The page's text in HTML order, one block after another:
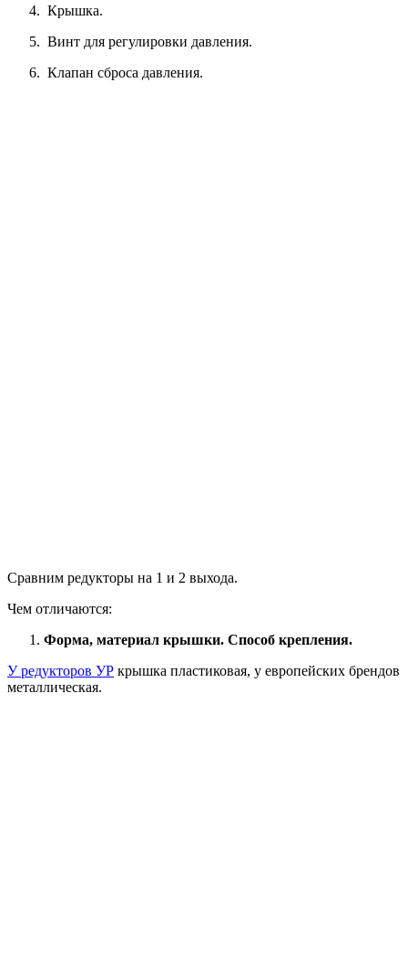
Крышка.
Винт для регулировки давления.
Клапан сброса давления.
Сравним редукторы на 1 и 2 выхода.
Чем отличаются:
Форма, материал крышки. Способ крепления.
У редукторов УР крышка пластиковая, у европейских брендов
металлическая.